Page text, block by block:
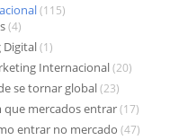
(115)
(4)
Digital(1)
Internacional(20)
se tornar global(23)
mercados entrar(17)
entrar no mercado (47)